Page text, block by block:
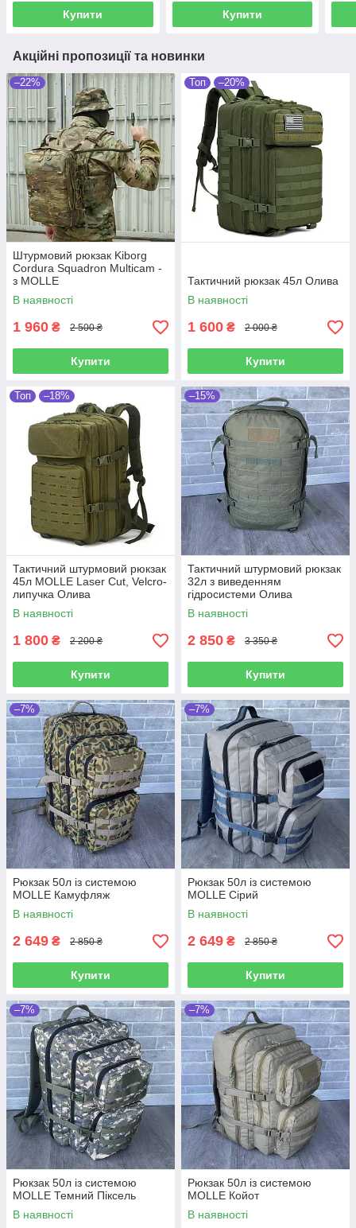
Купити Купити
Акційні пропозиції та новинки
–22%
Штурмовий рюкзак Kiborg
Cordura Squadron Multicam -
з MOLLE
В наявності
1 960 ₴ 2 500 ₴
Купити
Топ –20%
Тактичний рюкзак 45л Олива
В наявності
1 600 ₴ 2 000 ₴
Купити
Топ –18%
Тактичний штурмовий рюкзак
45л MOLLE Laser Cut, Velcro-
липучка Олива
В наявності
1 800 ₴ 2 200 ₴
Купити
–15%
Тактичний штурмовий рюкзак
32л з виведенням
гідросистеми Олива
В наявності
2 850 ₴ 3 350 ₴
Купити
–7%
Рюкзак 50л із системою
MOLLE Камуфляж
В наявності
2 649 ₴ 2 850 ₴
Купити
–7%
Рюкзак 50л із системою
MOLLE Сірий
В наявності
2 649 ₴ 2 850 ₴
Купити
–7%
Рюкзак 50л із системою
MOLLE Темний Піксель
В наявності
–7%
Рюкзак 50л із системою
MOLLE Койот
В наявності